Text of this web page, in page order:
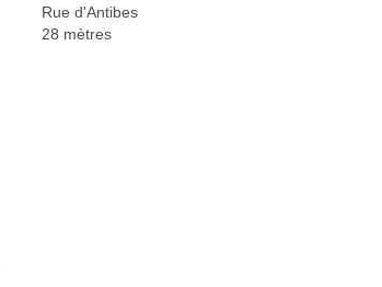
Rue d'Antibes
28 mètres